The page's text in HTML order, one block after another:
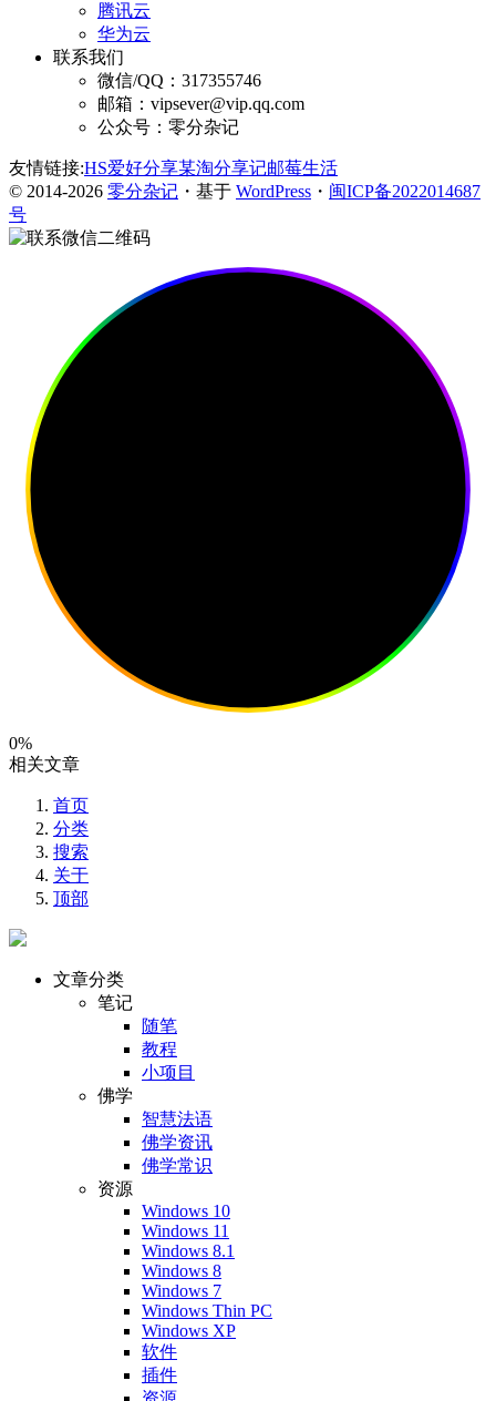
腾讯云
华为云
联系我们
微信/QQ：317355746
邮箱：vipsever@vip.qq.com
公众号：零分杂记
友情链接:HS爱好分享某淘分享记邮莓生活
© 2014-2026 零分杂记 ・基于 WordPress ・ 闽ICP备2022014687
号
0%
相关文章
首页
分类
搜索
关于
顶部
文章分类
笔记
随笔
教程
小项目
佛学
智慧法语
佛学资讯
佛学常识
资源
Windows 10
Windows 11
Windows 8.1
Windows 8
Windows 7
Windows Thin PC
Windows XP
软件
插件